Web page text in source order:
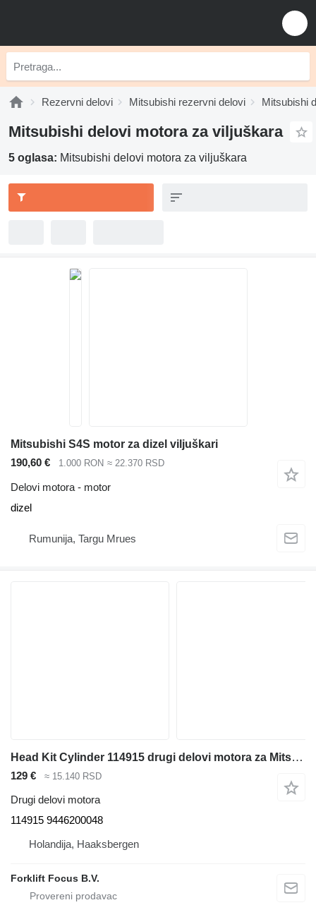
Rezervni delovi Mitsubishi rezervni delovi Mitsubishi
Mitsubishi delovi motora za viljuškara
5 oglasa: Mitsubishi delovi motora za viljuškara
Mitsubishi S4S motor za dizel viljuškari
190,60 €
1.000 RON ≈ 22.370 RSD
Delovi motora - motor
dizel
Rumunija, Targu Mrues
Head Kit Cylinder 114915 drugi delovi motora za Mitsubishi GP40-50, GP50C, DP40-50, DPL40 viljuškara
129 € ≈ 15.140 RSD
Drugi delovi motora
114915 9446200048
Holandija, Haaksbergen
Forklift Focus B.V.